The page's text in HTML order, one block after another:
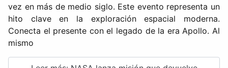
vez en más de medio siglo. Este evento representa un
hito clave en la exploración espacial moderna.
Conecta el presente con el legado de la era Apollo. Al
mismo